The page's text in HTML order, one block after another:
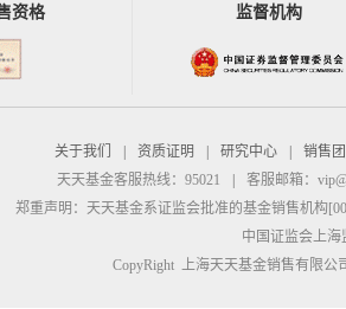
资格 监督机构
关于我们 资质证明 研究中心
销售
天天基金客服热线：95021
客服邮箱：
郑重声明： 天天基金系证监会批准的基金销售机构
中国证监会上
CopyRight 上海天天基金销售有限